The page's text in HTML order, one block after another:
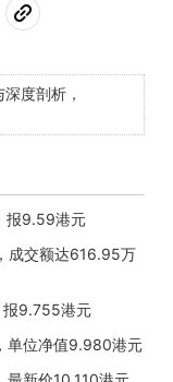
度剖析，
报9.59港元
成交额达616.95万
报9.755港元
单位净值9.980港元